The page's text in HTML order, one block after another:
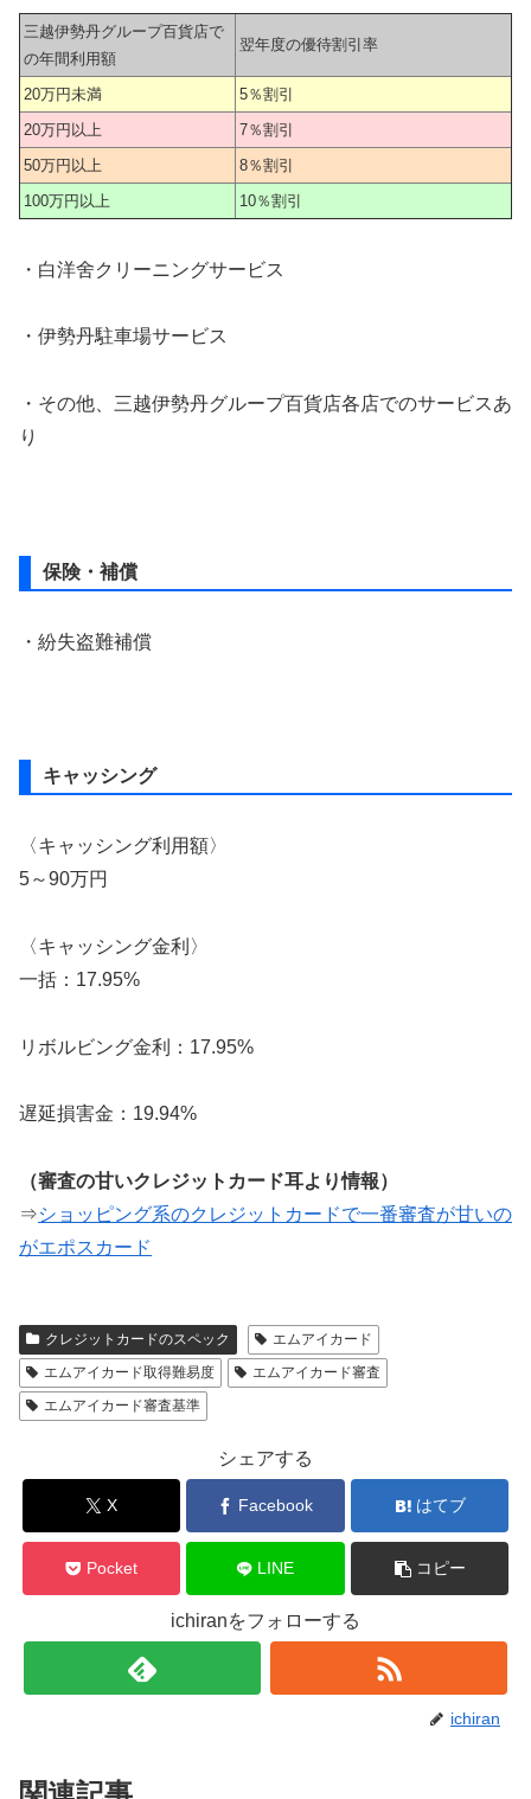
三越伊勢丹グループ百貨店で
の年間利用額
翌年度の優待割引率
20万円未満
5％割引
20万円以上
7％割引
50万円以上
8％割引
100万円以上
10％割引
・白洋舍クリーニングサービス
・伊勢丹駐車場サービス
・その他、三越伊勢丹グループ百貨店各店でのサービスあ
り
保険・補償
・紛失盗難補償
キャッシング
〈キャッシング利用額〉
5～90万円
〈キャッシング金利〉
一括：17.95%
リボルビング金利：17.95%
遅延損害金：19.94%
（審査の甘いクレジットカード耳より情報）
⇒ショッピング系のクレジットカードで一番審査が甘いの
がエポスカード
クレジットカードのスペック
エムアイカード
エムアイカード取得難易度
エムアイカード審査
エムアイカード審査基準
シェアする
X Facebook はてブ
Pocket LINE コピー
ichiranをフォローする
ichiran